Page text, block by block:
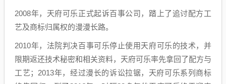
2008年，天府可乐正式起诉百事公司，踏上了追讨配方工
艺及商标归属权的漫漫长路。
2010年，法院判决百事可乐停止使用天府可乐的技术，并
限期返还技术秘密和相关资料，天府可乐率先拿回了配方与
工艺；2013年，经过漫长的诉讼拉锯，天府可乐系列商标